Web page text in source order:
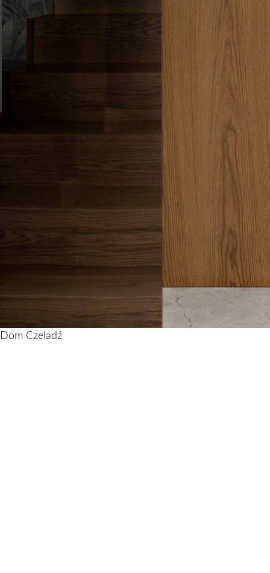
Dom Czeladź